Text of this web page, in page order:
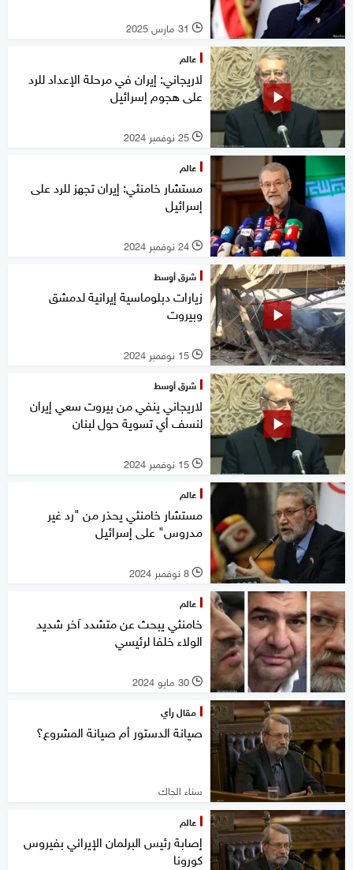
l 31 مارس 2025
عالم
لاريجاني: إيران في مرحلة الإعداد للرد
على هجوم إسرائيل
l 25 نوفمبر 2024
عالم
مستشار خامنئي: إيران تجهز للرد على
إسرائيل
l 24 نوفمبر 2024
شرق أوسط
زيارات دبلوماسية إيرانية لدمشق
وبيروت
l 15 نوفمبر 2024
شرق أوسط
لاريجاني ينفي من بيروت سعي إيران
لنسف أي تسوية حول لبنان
l 15 نوفمبر 2024
عالم
مستشار خامنئي يحذر من "رد غير
مدروس" على إسرائيل
l 8 نوفمبر 2024
عالم
خامنئي يبحث عن متشدد آخر شديد
الولاء خلفا لرئيسي
l 30 مايو 2024
مقال رأي
صيانة الدستور أم صيانة المشروع؟
سناء الجاك
عالم
إصابة رئيس البرلمان الإيراني بفيروس
كورونا